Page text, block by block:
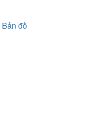
Bản đồ